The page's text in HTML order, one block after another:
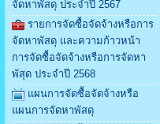
จัดหาพัสดุ ประจำปี 2567
รายการจัดซื้อจัดจ้างหรือการ
จัดหาพัสดุ และความก้าวหน้า
การจัดซื้อจัดจ้างหรือการจัดหา
พัสุด ประจำปี 2568
แผนการจัดซื้อจัดจ้างหรือ
แผนการจัดหาพัสดุ